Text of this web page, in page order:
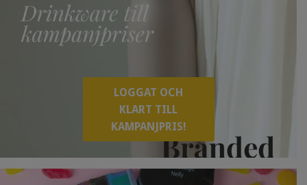
LOGGAT OCH
KLART TILL
KAMPANJPRIS!